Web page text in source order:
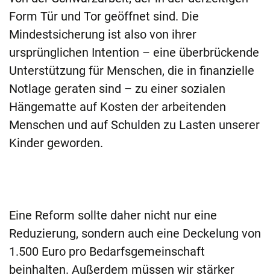
Form Tür und Tor geöffnet sind. Die
Mindestsicherung ist also von ihrer
ursprünglichen Intention – eine überbrückende
Unterstützung für Menschen, die in finanzielle
Notlage geraten sind – zu einer sozialen
Hängematte auf Kosten der arbeitenden
Menschen und auf Schulden zu Lasten unserer
Kinder geworden.
Eine Reform sollte daher nicht nur eine
Reduzierung, sondern auch eine Deckelung von
1.500 Euro pro Bedarfsgemeinschaft
beinhalten. Außerdem müssen wir stärker